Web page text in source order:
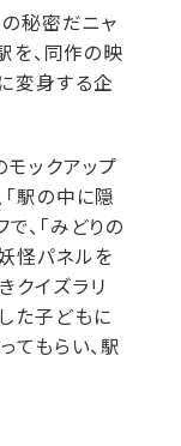
秘密だニャ
を、同作の映
変身する企
モックアップ
駅の中に隠
、「みどりの
怪パネルを
クイズラリ
た子どもに
てもらい、駅